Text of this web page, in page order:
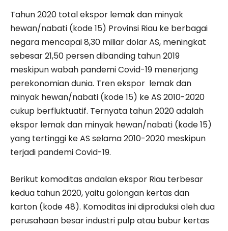
Tahun 2020 total ekspor lemak dan minyak
hewan/nabati (kode 15) Provinsi Riau ke berbagai
negara mencapai 8,30 miliar dolar AS, meningkat
sebesar 21,50 persen dibanding tahun 2019
meskipun wabah pandemi Covid-19 menerjang
perekonomian dunia. Tren ekspor lemak dan
minyak hewan/nabati (kode 15) ke AS 2010-2020
cukup berfluktuatif. Ternyata tahun 2020 adalah
ekspor lemak dan minyak hewan/nabati (kode 15)
yang tertinggi ke AS selama 2010-2020 meskipun
terjadi pandemi Covid-19.
Berikut komoditas andalan ekspor Riau terbesar
kedua tahun 2020, yaitu golongan kertas dan
karton (kode 48). Komoditas ini diproduksi oleh dua
perusahaan besar industri pulp atau bubur kertas